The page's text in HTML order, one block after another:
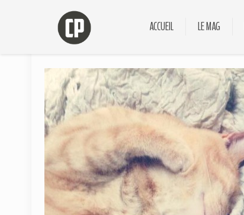
ACCUEIL LE MAG